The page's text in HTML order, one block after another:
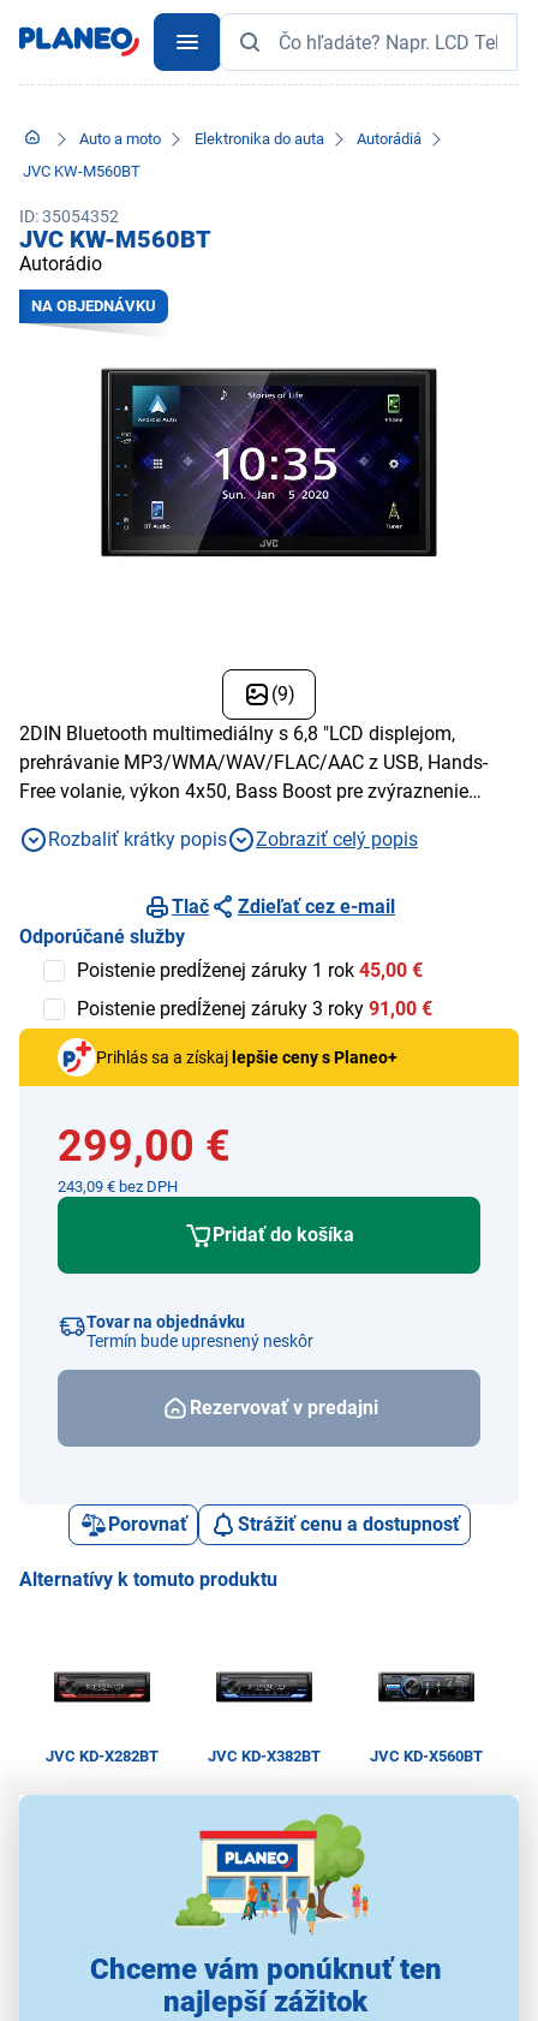
Chceme vám ponúknuť ten
najlepší zážitok
Auto a moto Elektronika do auta
Autorádiá
JVC KW-M560BT
ID: 35054352
JVC KW-M560BT
Autorádio
NA OBJEDNÁVKU
(9)
2DIN Bluetooth multimediálny s 6,8 "LCD displejom,
prehrávanie MP3/WMA/WAV/FLAC/AAC z USB, Hands-
Free volanie, výkon 4x50, Bass Boost pre zvýraznenie
kameru
Rozbaliť krátky popis Zobraziť celý popis
Tlač
Zdieľať cez e-mail
Odporúčané služby
Poistenie predĺženej záruky 1 rok 45,00 €
Poistenie predĺženej záruky 3 roky 91,00 €
Prihlás sa a získaj lepšie ceny s Planeo+
299,00 €
243,09 € bez DPH
Pridať do košíka
Tovar na objednávku
Termín bude upresnený neskôr
Rezervovať v predajni
Porovnať Strážiť cenu a dostupnosť
Alternatívy k tomuto produktu
JVC KD-X282BT JVC KD-X382BT
109,00 €
JVC KD-X560BT